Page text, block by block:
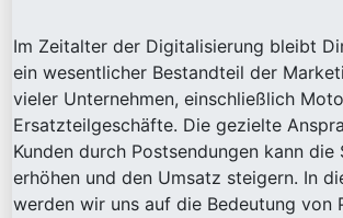
Im Zeitalter der Digitalisierung bleibt
ein wesentlicher Bestandteil der
vieler Unternehmen, einschließlich
Ersatzteilgeschäfte. Die gezielte
Kunden durch Postsendungen kann die
erhöhen und den Umsatz steigern. In
werden wir uns auf die Bedeutung von